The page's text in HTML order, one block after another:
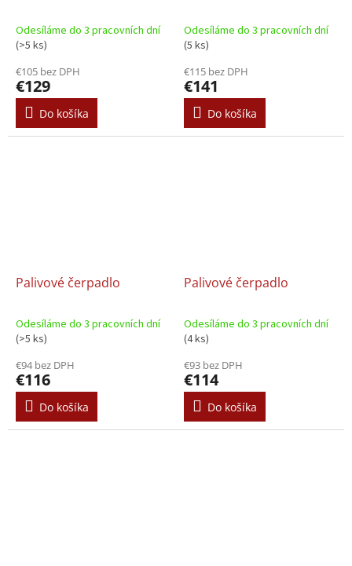
Odesíláme do 3 pracovních dní
(>5 ks)
€105 bez DPH
€129
Do košíka
Odesíláme do 3 pracovních dní
(5 ks)
€115 bez DPH
€141
Do košíka
Palivové čerpadlo
Odesíláme do 3 pracovních dní
(>5 ks)
€94 bez DPH
€116
Do košíka
Palivové čerpadlo
Odesíláme do 3 pracovních dní
(4 ks)
€93 bez DPH
€114
Do košíka